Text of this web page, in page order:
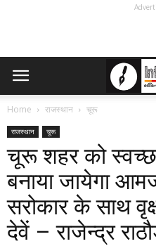
Home राजस्थान चूरू
राजस्थान चूरू
चूरू शहर को
बनाया जायेगा
सरोकार के साथ
देवें – राजेन्द्र